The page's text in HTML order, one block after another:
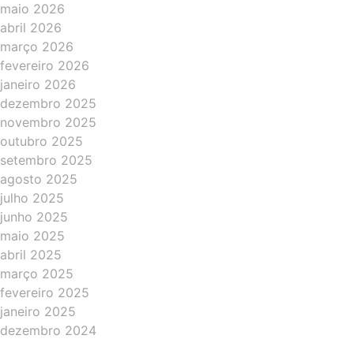
maio 2026
abril 2026
março 2026
fevereiro 2026
janeiro 2026
dezembro 2025
novembro 2025
outubro 2025
setembro 2025
agosto 2025
julho 2025
junho 2025
maio 2025
abril 2025
março 2025
fevereiro 2025
janeiro 2025
dezembro 2024